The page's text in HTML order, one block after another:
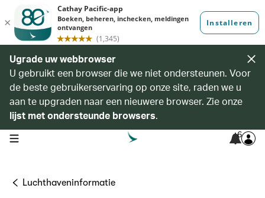
Ugrade uw webbrowser
U gebruikt een browser die we niet ondersteunen. Voor
de beste gebruikerservaring op onze site, raden we u
aan te upgraden naar een nieuwere browser. Zie onze
lijst met ondersteunde browsers.
open navigation menu 6
Luchthaveninformatie